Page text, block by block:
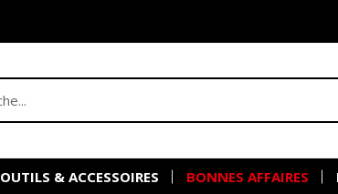
OUTILS & ACCESSOIRES BONNES AFFAIRES